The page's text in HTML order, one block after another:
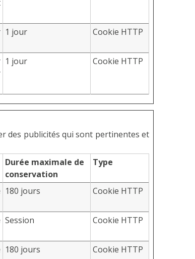
1 jour Cookie HTTP
1 jour Cookie HTTP
des publicités qui sont pertinentes et
Durée maximale de
conservation
Type
180 jours Cookie HTTP
Session Cookie HTTP
180 jours Cookie HTTP